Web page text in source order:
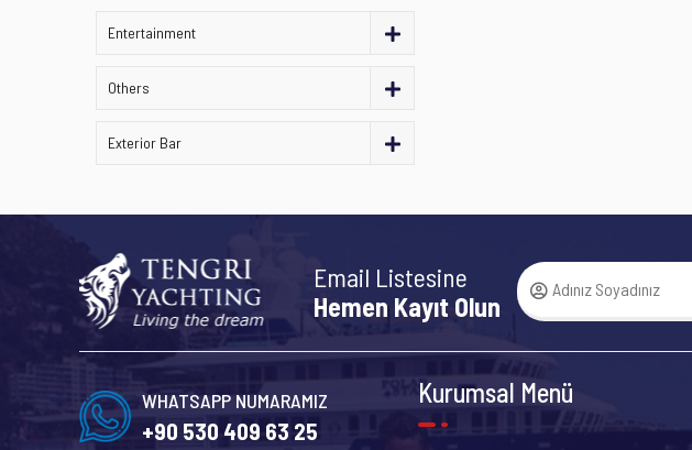
Entertainment
Others
Exterior Bar
Email Listesine
Hemen Kayıt Olun
WHATSAPP NUMARAMIZ
+90 530 409 63 25
Kurumsal Menü